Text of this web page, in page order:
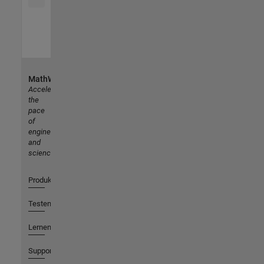
MathWorks
Accelerating
the
pace
of
engineering
and
science
Produkte
Testen oder Kaufen
Lernen
Support